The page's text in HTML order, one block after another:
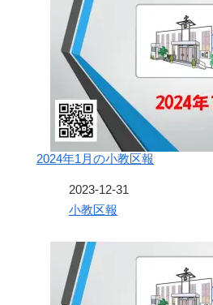
2024年1月の小教区報
2023-12-31
関連理由小教区報